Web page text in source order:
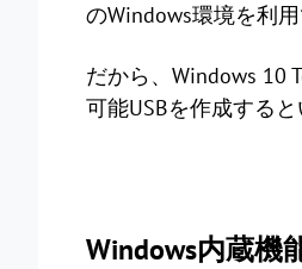
のWindows環境を利用
だから、Windows 10
可能USBを作成する
Windows内蔵機